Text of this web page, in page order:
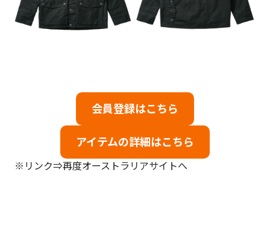
会員登録はこちら
アイテムの詳細はこちら
※リンク⇒再度オーストラリアサイトへ